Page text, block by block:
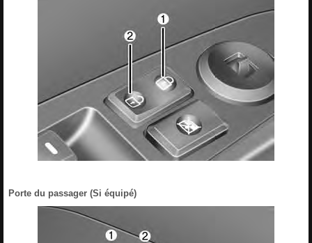
Porte du passager (Si équipé)